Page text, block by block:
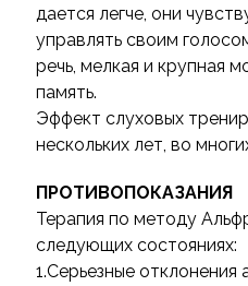
дается легче, они
управлять своим
речь, мелкая и крупная
память.
Эффект слуховых
нескольких лет, во
ПРОТИВОПОКАЗАНИЯ
Терапия по методу
следующих состояниях:
1.Серьезные